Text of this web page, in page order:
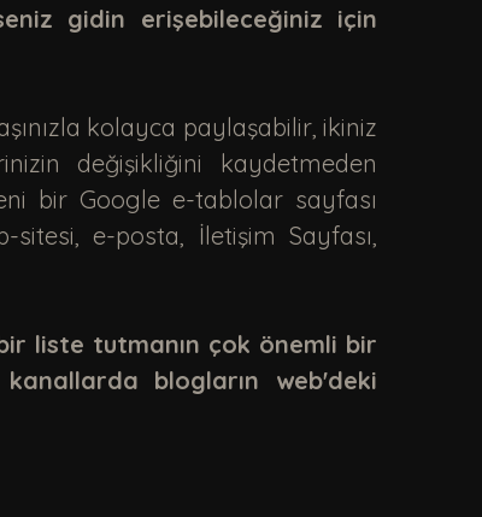
gidin erişebileceğiniz için
değişikliğini kaydetmeden
bir Google e-tablolar sayfası
e-posta, İletişim Sayfası,
liste tutmanın çok önemli bir
blogların web'deki